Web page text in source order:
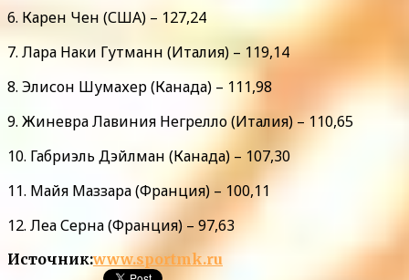
6. Карен Чен (США) – 127,24
7. Лара Наки Гутманн (Италия) – 119,14
8. Элисон Шумахер (Канада) – 111,98
9. Жиневра Лавиния Негрелло (Италия) – 110,65
10. Габриэль Дэйлман (Канада) – 107,30
11. Майя Маззара (Франция) – 100,11
12. Леа Серна (Франция) – 97,63
Источник:www.sportmk.ru